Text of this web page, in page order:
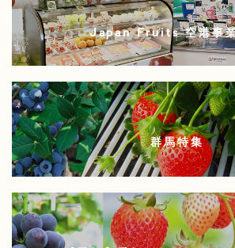
Japan Fruits 空港事
群馬特集